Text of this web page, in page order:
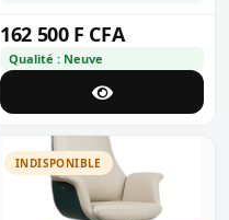
162 500 F CFA
Qualité : Neuve
INDISPONIBLE